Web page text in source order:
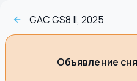
GAC GS8 II, 2025
Объявление